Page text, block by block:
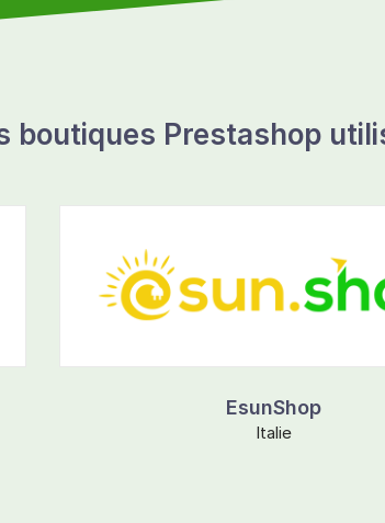
boutiques Prestashop
EsunShop
Italie